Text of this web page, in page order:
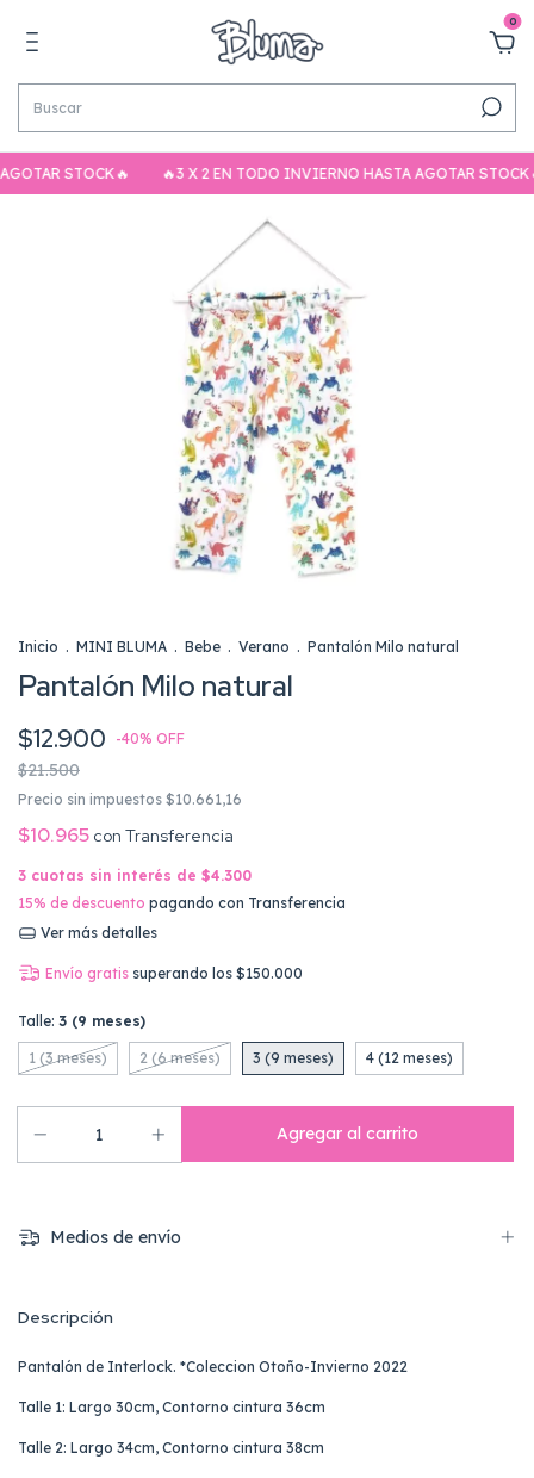
0
STOCK🔥 🔥3 X 2 EN TODO INVIERNO HASTA AGOTAR
Inicio . MINI BLUMA . Bebe . Verano . Pantalón Milo natural
Pantalón Milo natural
$12.900 -40% OFF
$21.500
Precio sin impuestos $10.661,16
$10.965 con Transferencia
3 cuotas sin interés de $4.300
15% de descuento pagando con Transferencia
Ver más detalles
Envío gratis superando los $150.000
Talle: 3 (9 meses)
1 (3 meses) 2 (6 meses) 3 (9 meses) 4 (12 meses)
Medios de envío
Descripción
Pantalón de Interlock. *Coleccion Otoño-Invierno 2022
Talle 1: Largo 30cm, Contorno cintura 36cm
Talle 2: Largo 34cm, Contorno cintura 38cm